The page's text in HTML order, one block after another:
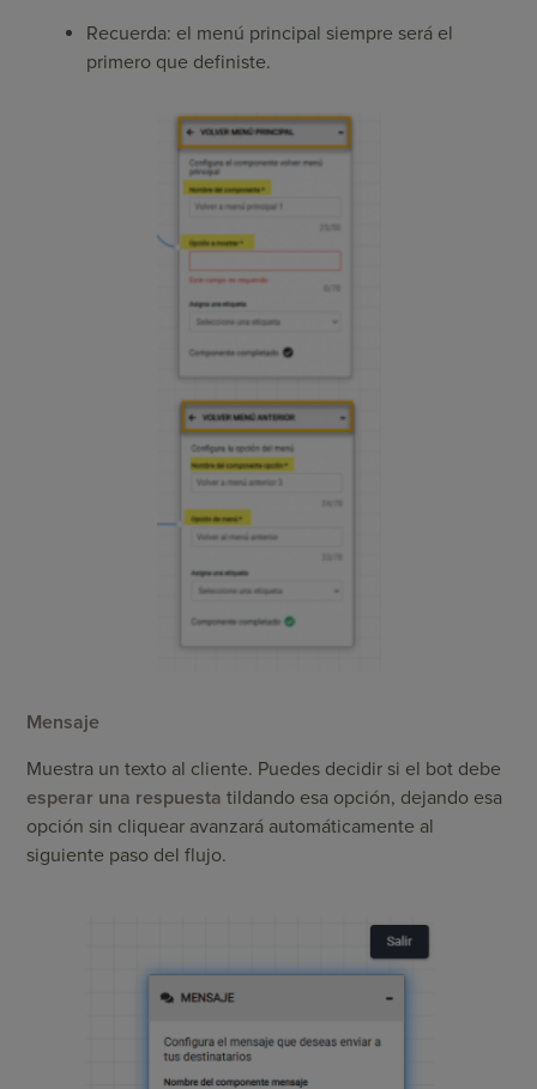
Recuerda: el menú principal siempre será el
primero que definiste.
Mensaje
Muestra un texto al cliente. Puedes decidir si el bot debe
esperar una respuesta tildando esa opción, dejando esa
opción sin cliquear avanzará automáticamente al
siguiente paso del flujo.